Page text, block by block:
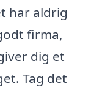
har aldrig
firma,
dig et
Tag det